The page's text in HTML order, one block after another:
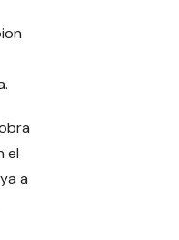
el
a